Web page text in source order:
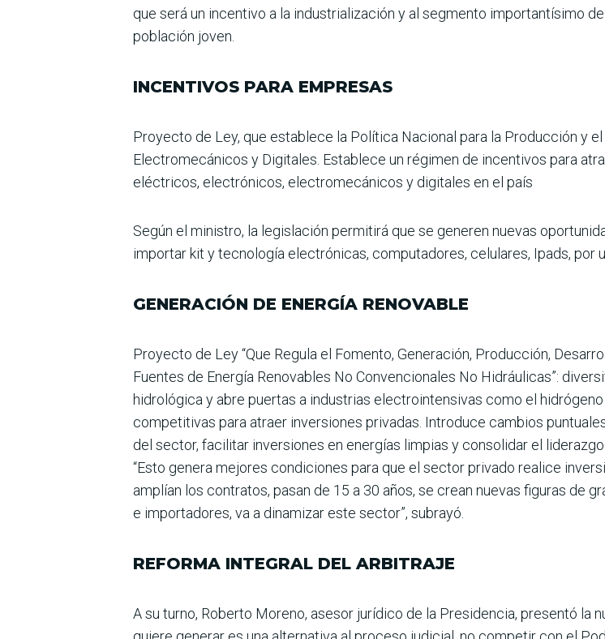
que será un incentivo a la industriali­zación y al segmento impor­tantísimo
población joven.
INCENTIVOS PARA EMPRESAS
Proyecto de Ley, que esta­blece la Política Nacional para la Producción y
Electromecánicos y Digitales. Establece un régi­men de incentivos para
eléctri­cos, electrónicos, electrome­cánicos y digitales en el país
Según el ministro, la legisla­ción permitirá que se gene­ren nuevas
impor­tar kit y tecnología electró­nicas, computadores, celula­res, Ipads, por
GENERACIÓN DE ENERGÍA RENOVABLE
Proyecto de Ley “Que Regula el Fomento, Generación, Pro­ducción,
Fuentes de Energía Renovables No Convenciona­les No Hidráulicas”:
hidrológica y abre puertas a industrias electrointensi­vas como el
competiti­vas para atraer inversiones privadas. Introduce cambios
del sector, facilitar inversiones en energías lim­pias y consolidar el
“Esto genera mejores condicio­nes para que el sector pri­vado realice
amplían los con­tratos, pasan de 15 a 30 años, se crean nuevas figuras de
e importadores, va a dina­mizar este sector”, subrayó.
REFORMA INTEGRAL DEL ARBITRAJE
A su turno, Roberto Moreno, asesor jurídico de la Presi­dencia, presentó la